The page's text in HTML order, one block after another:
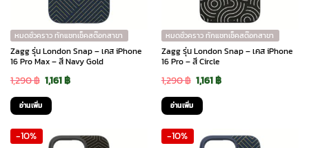
หมดชั่วคราว ทักแชทเช็คสต๊อกสาขา
Zagg รุ่น London Snap – เคส iPhone
16 Pro Max – สี Navy Gold
1,290฿ Original
price
was:
1,290 ฿.
1,161฿Current
1,161 ฿.
อ่านเพิ่ม
หมดชั่วคราว ทักแชทเช็คสต๊อกสาขา
Zagg รุ่น London Snap – เคส iPhone
16 Pro – สี Circle
1,290฿ Original
price
was:
1,290 ฿.
1,161฿Current
1,161 ฿.
อ่านเพิ่ม
-10% -10%